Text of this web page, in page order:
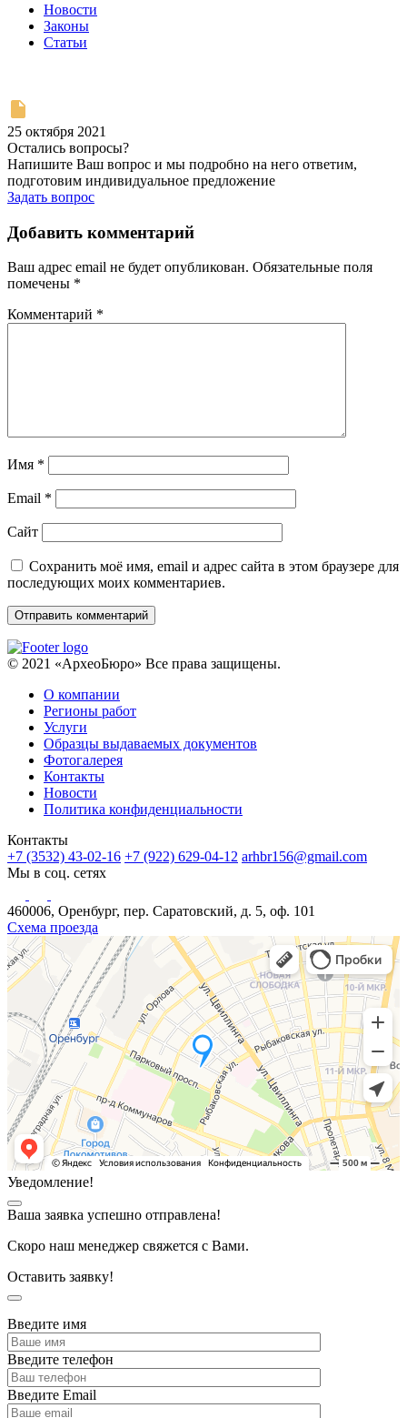
Новости
Законы
Статьи
25 октября 2021
Остались вопросы?
Напишите Ваш вопрос и мы подробно на него ответим,
подготовим индивидуальное предложение
Задать вопрос
Добавить комментарий
Ваш адрес email не будет опубликован. Обязательные поля
помечены *
Комментарий *
Имя *
Email *
Сайт
Сохранить моё имя, email и адрес сайта в этом браузере для
последующих моих комментариев.
© 2021 «АрхеоБюро» Все права защищены.
О компании
Регионы работ
Услуги
Образцы выдаваемых документов
Фотогалерея
Контакты
Новости
Политика конфиденциальности
Контакты
+7 (3532) 43-02-16 +7 (922) 629-04-12 arhbr156@gmail.com
Мы в соц. сетях
460006, Оренбург, пер. Саратовский, д. 5, оф. 101
Схема проезда
Уведомление!
Ваша заявка успешно отправлена!
Скоро наш менеджер свяжется с Вами.
Оставить заявку!
Введите имя
Введите телефон
Введите Email